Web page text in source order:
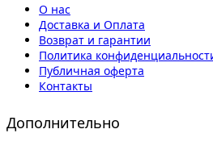
О нас
Доставка и Оплата
Возврат и гарантии
Политика
Публичная оферта
Контакты
Дополнительно